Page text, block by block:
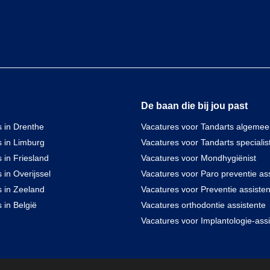
in Drenthe
in Limburg
in Friesland
in Overijssel
in Zeeland
in België
De baan die bij jou past
Vacatures voor Tandarts
Vacatures voor Tandarts
Vacatures voor Mondhygiënist
Vacatures voor Paro preventie
Vacatures voor Preventie
Vacatures orthodontie assistente
Vacatures voor Implantologie-